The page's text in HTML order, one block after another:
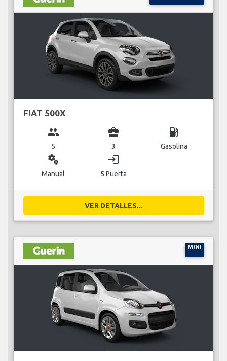
FIAT 500X
group
5
business_center
3
local_gas_station
Gasolina
miscellaneous_services
Manual
login
5 Puerta
VER DETALLES...
MINI